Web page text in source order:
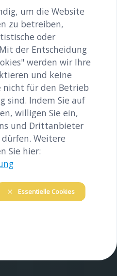
2.4 MB
um die Website
zu betreiben,
oder
der Entscheidung
werden wir Ihre
und keine
nicht für den Betrieb
sind. Indem Sie auf
willigen Sie ein,
und Drittanbieter
Weitere
Sie hier:
Essentielle Cookies